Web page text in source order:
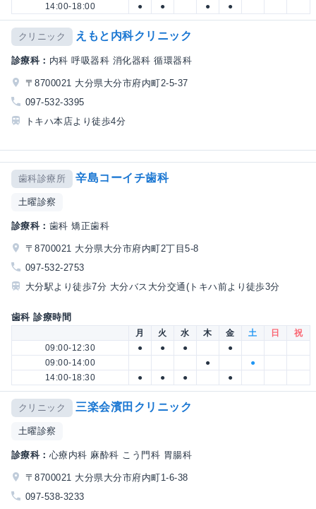
14:00-18:00 ● ● ● ●
クリニック えもと内科クリニック
診療科： 内科 呼吸器科 消化器科 循環器科
〒8700021 大分県大分市府内町2-5-37
097-532-3395
トキハ本店より徒歩4分
歯科診療所 辛島コーイチ歯科
土曜診察
診療科： 歯科 矯正歯科
〒8700021 大分県大分市府内町2丁目5-8
097-532-2753
大分駅より徒歩7分 大分バス大分交通(トキハ前より徒歩3分
歯科 診療時間
月 火 水 木 金 土 日
祝
09:00-12:30
● ● ●
●
09:00-14:00
●
●
14:00-18:30
● ● ● ●
クリニック 三楽会濱田クリニック
土曜診察
診療科： 心療内科 麻酔科 こう門科 胃腸科
〒8700021 大分県大分市府内町1-6-38
097-538-3233